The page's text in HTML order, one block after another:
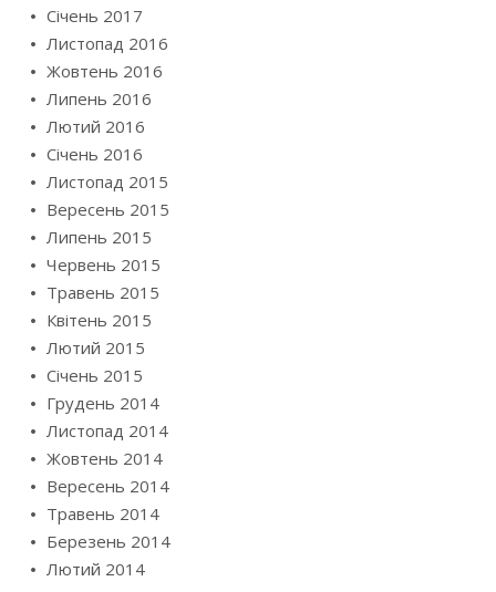
Січень 2017
Листопад 2016
Жовтень 2016
Липень 2016
Лютий 2016
Січень 2016
Листопад 2015
Вересень 2015
Липень 2015
Червень 2015
Травень 2015
Квітень 2015
Лютий 2015
Січень 2015
Грудень 2014
Листопад 2014
Жовтень 2014
Вересень 2014
Травень 2014
Березень 2014
Лютий 2014